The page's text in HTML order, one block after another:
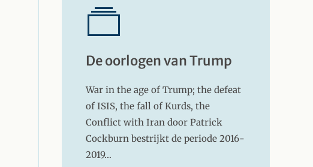
De oorlogen van Trump
War in the age of Trump; the defeat
of ISIS, the fall of Kurds, the
Conflict with Iran door Patrick
Cockburn bestrijkt de periode 2016-
2019…